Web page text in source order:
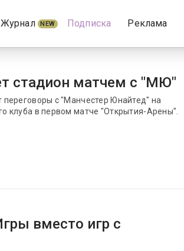
Журнал NEW Подписка Реклама
стадион матчем с "МЮ"
переговоры с "Манчестер Юнайтед" на
клуба в первом матче "Открытия-Арены".
вместо игр с